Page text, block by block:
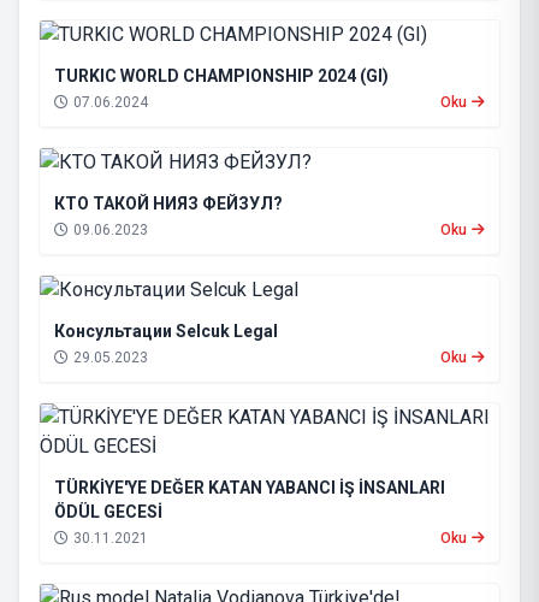
TURKIC WORLD CHAMPIONSHIP 2024 (GI)
07.06.2024 Oku
КТО ТАКОЙ НИЯЗ ФЕЙЗУЛ?
09.06.2023 Oku
Консультации Selcuk Legal
29.05.2023 Oku
TÜRKİYE'YE DEĞER KATAN YABANCI İŞ İNSANLARI
ÖDÜL GECESİ
30.11.2021 Oku